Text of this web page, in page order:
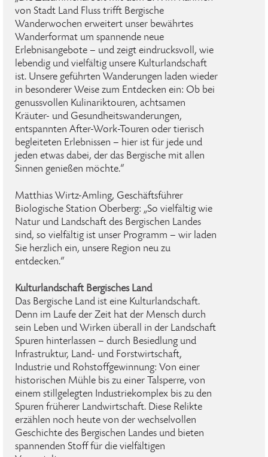
von Stadt Land Fluss trifft Bergische
Wanderwochen erweitert unser bewährtes
Wanderformat um spannende neue
Erlebnisangebote – und zeigt eindrucksvoll, wie
lebendig und vielfältig unsere Kulturlandschaft
ist. Unsere geführten Wanderungen laden wieder
in besonderer Weise zum Entdecken ein: Ob bei
genussvollen Kulinariktouren, achtsamen
Kräuter- und Gesundheitswanderungen,
entspannten After-Work-Touren oder tierisch
begleiteten Erlebnissen – hier ist für jede und
jeden etwas dabei, der das Bergische mit allen
Sinnen genießen möchte.“
Matthias Wirtz-Amling, Geschäftsführer
Biologische Station Oberberg: „So vielfältig wie
Natur und Landschaft des Bergischen Landes
sind, so vielfältig ist unser Programm – wir laden
Sie herzlich ein, unsere Region neu zu
entdecken.“
Kulturlandschaft Bergisches Land
Das Bergische Land ist eine Kulturlandschaft.
Denn im Laufe der Zeit hat der Mensch durch
sein Leben und Wirken überall in der Landschaft
Spuren hinterlassen – durch Besiedlung und
Infrastruktur, Land- und Forstwirtschaft,
Industrie und Rohstoffgewinnung: Von einer
historischen Mühle bis zu einer Talsperre, von
einem stillgelegten Industriekomplex bis zu den
Spuren früherer Landwirtschaft. Diese Relikte
erzählen noch heute von der wechselvollen
Geschichte des Bergischen Landes und bieten
spannenden Stoff für die vielfältigen